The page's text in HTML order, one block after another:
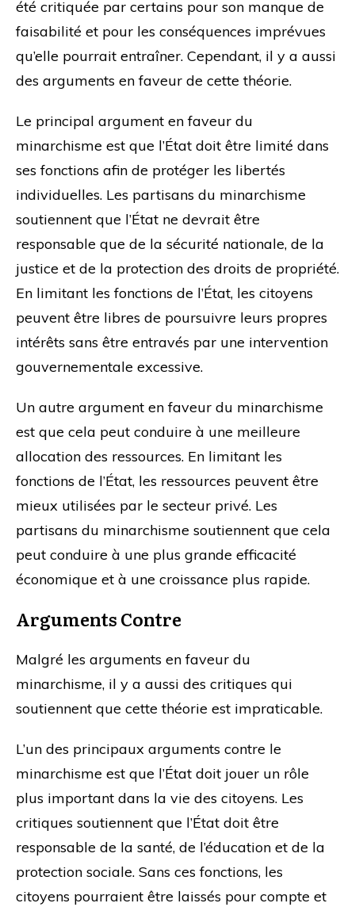
été critiquée par certains pour son manque de
faisabilité et pour les conséquences imprévues
qu’elle pourrait entraîner. Cependant, il y a aussi
des arguments en faveur de cette théorie.
Le principal argument en faveur du
minarchisme est que l’État doit être limité dans
ses fonctions afin de protéger les libertés
individuelles. Les partisans du minarchisme
soutiennent que l’État ne devrait être
responsable que de la sécurité nationale, de la
justice et de la protection des droits de propriété.
En limitant les fonctions de l’État, les citoyens
peuvent être libres de poursuivre leurs propres
intérêts sans être entravés par une intervention
gouvernementale excessive.
Un autre argument en faveur du minarchisme
est que cela peut conduire à une meilleure
allocation des ressources. En limitant les
fonctions de l’État, les ressources peuvent être
mieux utilisées par le secteur privé. Les
partisans du minarchisme soutiennent que cela
peut conduire à une plus grande efficacité
économique et à une croissance plus rapide.
Arguments Contre
Malgré les arguments en faveur du
minarchisme, il y a aussi des critiques qui
soutiennent que cette théorie est impraticable.
L’un des principaux arguments contre le
minarchisme est que l’État doit jouer un rôle
plus important dans la vie des citoyens. Les
critiques soutiennent que l’État doit être
responsable de la santé, de l’éducation et de la
protection sociale. Sans ces fonctions, les
citoyens pourraient être laissés pour compte et